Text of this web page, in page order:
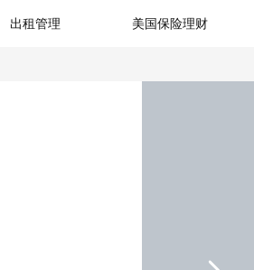
出租管理 美国保险理财